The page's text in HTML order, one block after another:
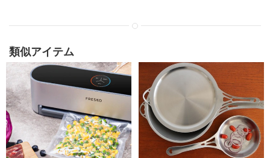
類似アイテム